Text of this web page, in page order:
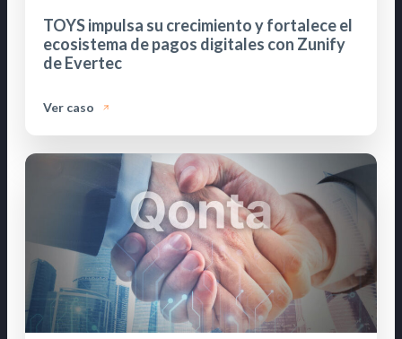
TOYS impulsa su crecimiento y fortalece el
ecosistema de pagos digitales con Zunify
de Evertec
Ver caso